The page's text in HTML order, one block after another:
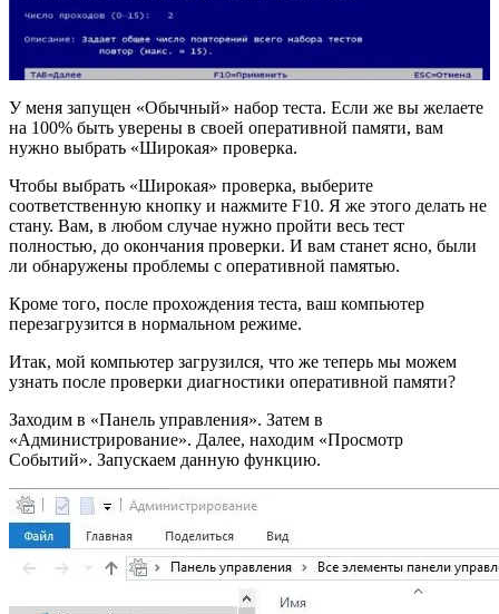
У меня запущен «Обычный» набор теста. Если же вы желаете
на 100% быть уверены в своей оперативной памяти, вам
нужно выбрать «Широкая» проверка.
Чтобы выбрать «Широкая» проверка, выберите
соответственную кнопку и нажмите F10. Я же этого делать не
стану. Вам, в любом случае нужно пройти весь тест
полностью, до окончания проверки. И вам станет ясно, были
ли обнаружены проблемы с оперативной памятью.
Кроме того, после прохождения теста, ваш компьютер
перезагрузится в нормальном режиме.
Итак, мой компьютер загрузился, что же теперь мы можем
узнать после проверки диагностики оперативной памяти?
Заходим в «Панель управления». Затем в
«Администрирование». Далее, находим «Просмотр
Событий». Запускаем данную функцию.